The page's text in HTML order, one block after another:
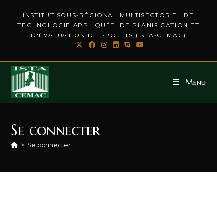
INSTITUT SOUS-RÉGIONAL MULTISECTORIEL DE
TECHNOLOGIE APPLIQUÉE, DE PLANIFICATION ET
D'ÉVALUATION DE PROJETS (ISTA-CEMAC)
Menu
Se connecter
> Se connecter